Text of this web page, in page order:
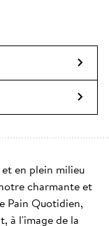
en plein milieu
charmante et
Pain Quotidien,
à l'image de la